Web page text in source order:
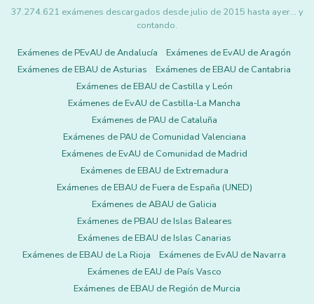
37.274.621 exámenes descargados desde julio de 2015 hasta ayer... y
contando.
Exámenes de PEvAU de Andalucía
Exámenes de EvAU de Aragón
Exámenes de EBAU de Asturias
Exámenes de EBAU de Cantabria
Exámenes de EBAU de Castilla y León
Exámenes de EvAU de Castilla-La Mancha
Exámenes de PAU de Cataluña
Exámenes de PAU de Comunidad Valenciana
Exámenes de EvAU de Comunidad de Madrid
Exámenes de EBAU de Extremadura
Exámenes de EBAU de Fuera de España (UNED)
Exámenes de ABAU de Galicia
Exámenes de PBAU de Islas Baleares
Exámenes de EBAU de Islas Canarias
Exámenes de EBAU de La Rioja
Exámenes de EvAU de Navarra
Exámenes de EAU de País Vasco
Exámenes de EBAU de Región de Murcia